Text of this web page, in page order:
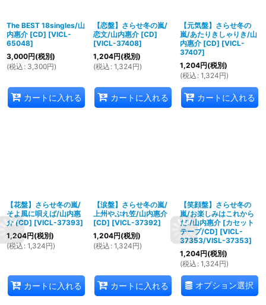
The BEST 18singles/山
内惠介 [CD] [VICL-
65048]
3,000円(税別)
(税込 : 3,300円)
カートに入れる
【恋盤】さらせ冬の嵐/
恋文/山内惠介 [CD]
[VICL-37408]
1,204円(税別)
(税込 : 1,324円)
カートに入れる
【元気盤】さらせ冬の
嵐/あたりきしゃりき/山
内惠介 [CD] [VICL-
37407]
1,204円(税別)
(税込 : 1,324円)
カートに入れる
【花盤】さらせ冬の嵐/
そよ風に唄えば/山内惠
介 [CD] [VICL-37393]
1,204円(税別)
(税込 : 1,324円)
カートに入れる
【涙盤】さらせ冬の嵐/
上州やぶれ笠/山内惠介
[CD] [VICL-37392]
1,204円(税別)
(税込 : 1,324円)
カートに入れる
【笑顔盤】さらせ冬の
嵐/お楽しみはこれから
だ!/山内惠介 [カセット
テープ/CD] [VICL-
37353/VISL-37353]
1,204円(税別)
(税込 : 1,324円)
オプション選択